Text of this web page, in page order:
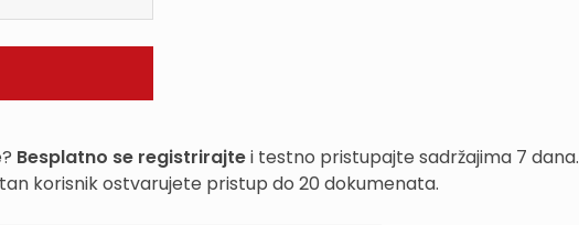
Besplatno se registrirajtei testno pristupajte sadržajima 7 dana.
korisnik ostvarujete pristup do 20 dokumenata.